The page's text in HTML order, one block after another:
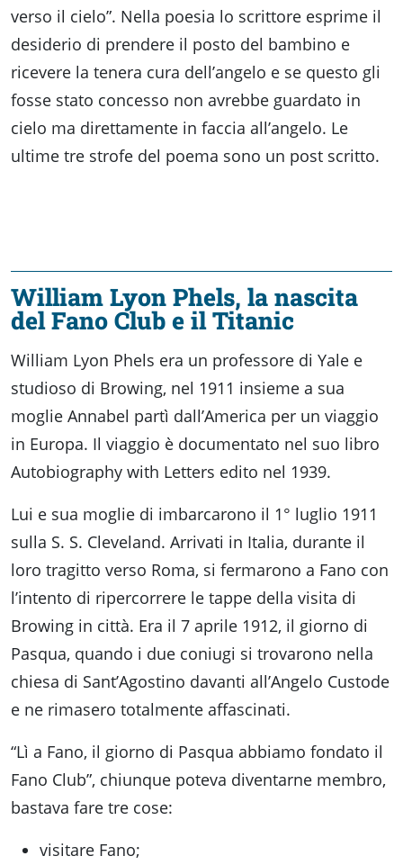
verso il cielo”. Nella poesia lo scrittore esprime il
desiderio di prendere il posto del bambino e
ricevere la tenera cura dell’angelo e se questo gli
fosse stato concesso non avrebbe guardato in
cielo ma direttamente in faccia all’angelo. Le
ultime tre strofe del poema sono un post scritto.
William Lyon Phels, la nascita
del Fano Club e il Titanic
William Lyon Phels era un professore di Yale e
studioso di Browing, nel 1911 insieme a sua
moglie Annabel partì dall’America per un viaggio
in Europa. Il viaggio è documentato nel suo libro
Autobiography with Letters edito nel 1939.
Lui e sua moglie di imbarcarono il 1° luglio 1911
sulla S. S. Cleveland. Arrivati in Italia, durante il
loro tragitto verso Roma, si fermarono a Fano con
l’intento di ripercorrere le tappe della visita di
Browing in città. Era il 7 aprile 1912, il giorno di
Pasqua, quando i due coniugi si trovarono nella
chiesa di Sant’Agostino davanti all’Angelo Custode
e ne rimasero totalmente affascinati.
“Lì a Fano, il giorno di Pasqua abbiamo fondato il
Fano Club”, chiunque poteva diventarne membro,
bastava fare tre cose:
visitare Fano;